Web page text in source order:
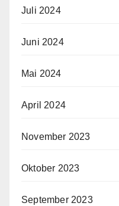
Juli 2024
Juni 2024
Mai 2024
April 2024
November 2023
Oktober 2023
September 2023